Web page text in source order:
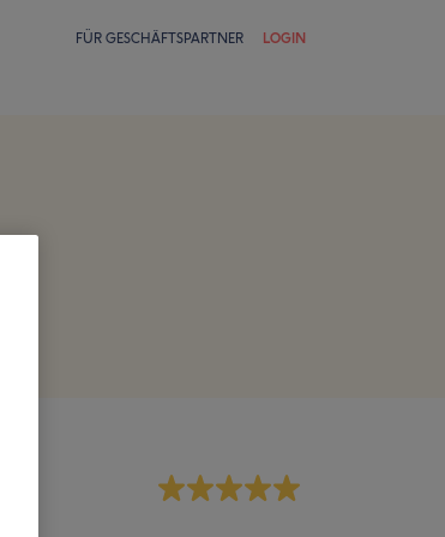
FÜR GESCHÄFTSPARTNER LOGIN